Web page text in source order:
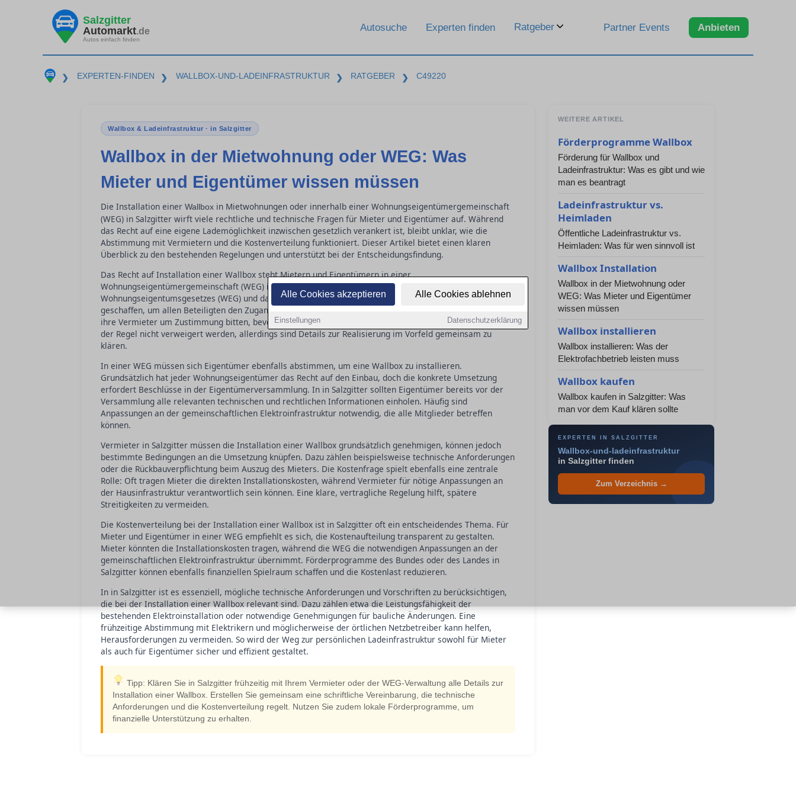
Alle Cookies akzeptieren Alle Cookies ablehnen
Einstellungen Datenschutzerklärung
Salzgitter
Automarkt.de
Autos einfach finden
Autosuche Experten finden Ratgeber Partner Events Anbieten
❯ EXPERTEN-FINDEN ❯ WALLBOX-UND-LADEINFRASTRUKTUR ❯ RATGEBER ❯ C49220
Wallbox & Ladeinfrastruktur · in Salzgitter
Wallbox in der Mietwohnung oder WEG: Was
Mieter und Eigentümer wissen müssen
Die Installation einer Wallbox in Mietwohnungen oder innerhalb einer Wohnungseigentümergemeinschaft
(WEG) in Salzgitter wirft viele rechtliche und technische Fragen für Mieter und Eigentümer auf. Während
das Recht auf eine eigene Lademöglichkeit inzwischen gesetzlich verankert ist, bleibt unklar, wie die
Abstimmung mit Vermietern und die Kostenverteilung funktioniert. Dieser Artikel bietet einen klaren
Überblick zu den bestehenden Regelungen und unterstützt bei der Entscheidungsfindung.
Das Recht auf Installation einer Wallbox steht Mietern und Eigentümern in einer
Wohnungseigentümergemeinschaft (WEG) in Salzgitter gesetzlich zu. Durch die Novelle des
Wohnungseigentumsgesetzes (WEG) und das Mietrecht wurden entscheidende Voraussetzungen
geschaffen, um allen Beteiligten den Zugang zur Elektromobilität zu erleichtern. Mieter müssen jedoch
ihre Vermieter um Zustimmung bitten, bevor es zu einer Installation kommt. Diese Zustimmung darf in
der Regel nicht verweigert werden, allerdings sind Details zur Realisierung im Vorfeld gemeinsam zu
klären.
In einer WEG müssen sich Eigentümer ebenfalls abstimmen, um eine Wallbox zu installieren.
Grundsätzlich hat jeder Wohnungseigentümer das Recht auf den Einbau, doch die konkrete Umsetzung
erfordert Beschlüsse in der Eigentümerversammlung. In in Salzgitter sollten Eigentümer bereits vor der
Versammlung alle relevanten technischen und rechtlichen Informationen einholen. Häufig sind
Anpassungen an der gemeinschaftlichen Elektroinfrastruktur notwendig, die alle Mitglieder betreffen
können.
Vermieter in Salzgitter müssen die Installation einer Wallbox grundsätzlich genehmigen, können jedoch
bestimmte Bedingungen an die Umsetzung knüpfen. Dazu zählen beispielsweise technische Anforderungen
oder die Rückbauverpflichtung beim Auszug des Mieters. Die Kostenfrage spielt ebenfalls eine zentrale
Rolle: Oft tragen Mieter die direkten Installationskosten, während Vermieter für nötige Anpassungen an
der Hausinfrastruktur verantwortlich sein können. Eine klare, vertragliche Regelung hilft, spätere
Streitigkeiten zu vermeiden.
Die Kostenverteilung bei der Installation einer Wallbox ist in Salzgitter oft ein entscheidendes Thema. Für
Mieter und Eigentümer in einer WEG empfiehlt es sich, die Kostenaufteilung transparent zu gestalten.
Mieter könnten die Installationskosten tragen, während die WEG die notwendigen Anpassungen an der
gemeinschaftlichen Elektroinfrastruktur übernimmt. Förderprogramme des Bundes oder des Landes in
Salzgitter können ebenfalls finanziellen Spielraum schaffen und die Kostenlast reduzieren.
In in Salzgitter ist es essenziell, mögliche technische Anforderungen und Vorschriften zu berücksichtigen,
die bei der Installation einer Wallbox relevant sind. Dazu zählen etwa die Leistungsfähigkeit der
bestehenden Elektroinstallation oder notwendige Genehmigungen für bauliche Änderungen. Eine
frühzeitige Abstimmung mit Elektrikern und möglicherweise der örtlichen Netzbetreiber kann helfen,
Herausforderungen zu vermeiden. So wird der Weg zur persönlichen Ladeinfrastruktur sowohl für Mieter
als auch für Eigentümer sicher und effizient gestaltet.
Tipp: Klären Sie in Salzgitter frühzeitig mit Ihrem Vermieter oder der WEG-Verwaltung alle Details zur
Installation einer Wallbox. Erstellen Sie gemeinsam eine schriftliche Vereinbarung, die technische
Anforderungen und die Kostenverteilung regelt. Nutzen Sie zudem lokale Förderprogramme, um
finanzielle Unterstützung zu erhalten.
WEITERE ARTIKEL
Förderprogramme Wallbox
Förderung für Wallbox und
Ladeinfrastruktur: Was es gibt und wie
man es beantragt
Ladeinfrastruktur vs.
Heimladen
Öffentliche Ladeinfrastruktur vs.
Heimladen: Was für wen sinnvoll ist
Wallbox Installation
Wallbox in der Mietwohnung oder
WEG: Was Mieter und Eigentümer
wissen müssen
Wallbox installieren
Wallbox installieren: Was der
Elektrofachbetrieb leisten muss
Wallbox kaufen
Wallbox kaufen in Salzgitter: Was
man vor dem Kauf klären sollte
EXPERTEN IN SALZGITTER
Wallbox-und-ladeinfrastruktur
in Salzgitter finden
Zum Verzeichnis →